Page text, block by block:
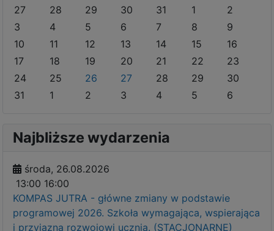
27
28 29 30 31 1
2
3
4 5 6 7 8
9
10
11 12 13 14 15
16
17
18 19 20 21 22
23
24
25 26 27 28 29
30
31
1 2 3 4 5 6
Najbliższe wydarzenia
środa, 26.08.2026
13:00 16:00
KOMPAS JUTRA - główne zmiany w podstawie
programowej 2026. Szkoła wymagająca, wspierająca
i przyjazna rozwojowi ucznia. (STACJONARNE)